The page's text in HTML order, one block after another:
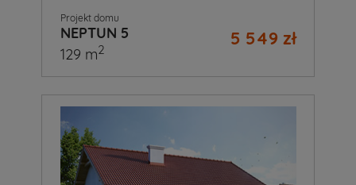
Projekt domu
NEPTUN 5 5 549 zł
129 m2